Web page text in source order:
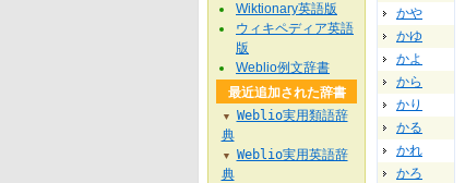
かや
かゆ
かよ
から
かり
かる
かれ
かろ
Wiktionary英語版
ウィキペディア英語
版
Weblio例文辞書
最近追加された辞書
▼
Weblio実用類語辞
典
▼
Weblio実用英語辞
典